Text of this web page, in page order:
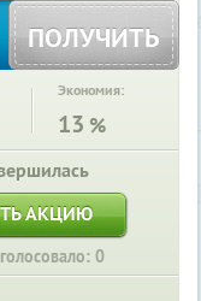
ПОЛУЧИТЬ
Экономия:
13 %
АКЦИЮ
0